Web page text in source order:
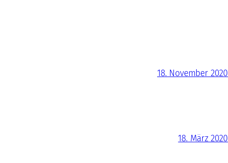
18. November 2020
18. März 2020